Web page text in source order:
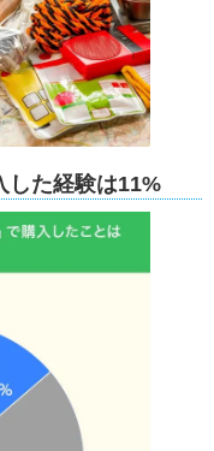
した経験は11%